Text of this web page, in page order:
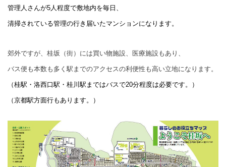
管理人さんが5人程度で敷地内を毎日、
清掃されている管理の行き届いたマンションになります。
郊外ですが、桂坂（街）には買い物施設、医療施設もあり、
バス便も本数も多く駅までのアクセスの利便性も高い立地になります。
（桂駅・洛西口駅・桂川駅まではバスで20分程度は必要です。）
（京都駅方面行もあります。）